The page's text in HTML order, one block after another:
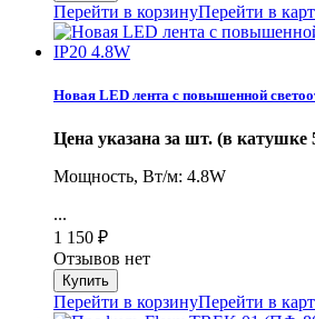
Перейти в корзинуПерейти в
Новая LED лента с повышенной
Цена указана за шт. (в катушке
Мощность, Вт/м: 4.8W
...
1 150 ₽
Отзывов нет
Перейти в корзинуПерейти в